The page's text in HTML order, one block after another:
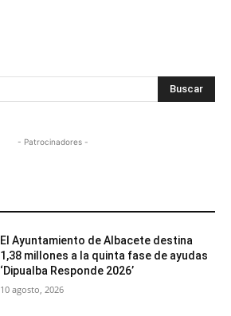
Buscar
- Patrocinadores -
El Ayuntamiento de Albacete destina
1,38 millones a la quinta fase de ayudas
‘Dipualba Responde 2026’
10 agosto, 2026